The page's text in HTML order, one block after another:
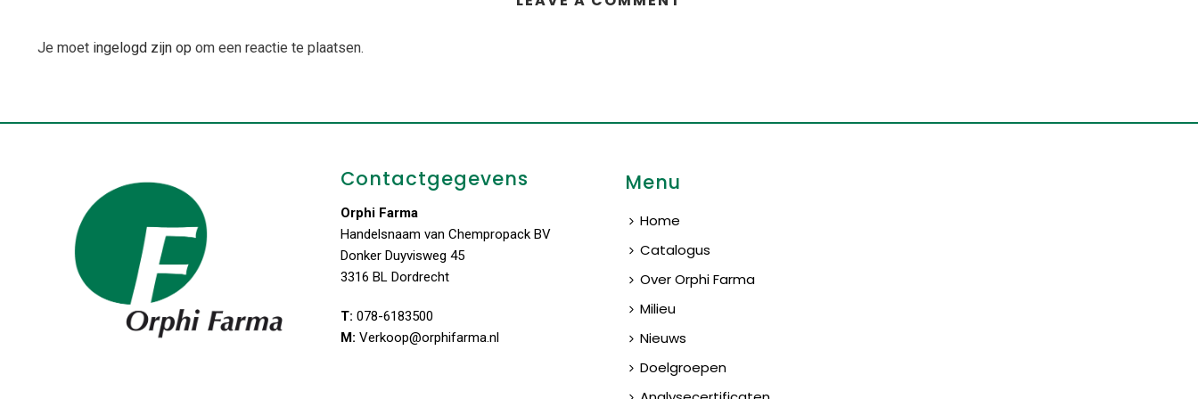
Je moet ingelogd zijn op om een reactie te plaatsen.
Contactgegevens
Orphi Farma
Handelsnaam van Chempropack BV
Donker Duyvisweg 45
3316 BL Dordrecht
T: 078-6183500
M: Verkoop@orphifarma.nl
Menu
Home
Catalogus
Over Orphi Farma
Milieu
Nieuws
Doelgroepen